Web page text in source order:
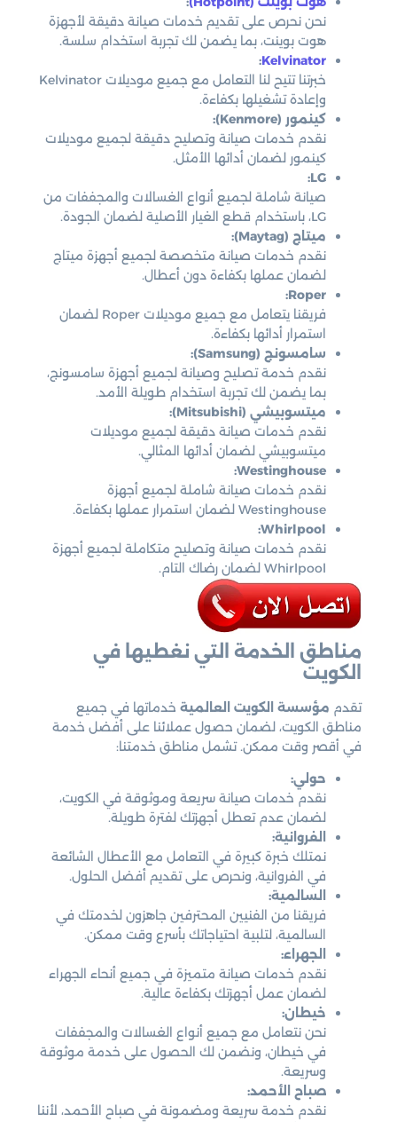
نحن نحرص على تقديم خدمات صيانة دقيقة لأجهزة
هوت بوينت، بما يضمن لك تجربة استخدام سلسة.
Kelvinator
:
خبرتنا تتيح لنا التعامل مع جميع موديلات Kelvinator
وإعادة تشغيلها بكفاءة.
كينمور (Kenmore):
نقدم خدمات صيانة وتصليح دقيقة لجميع موديلات
كينمور لضمان أدائها الأمثل.
LG:
صيانة شاملة لجميع أنواع الغسالات والمجففات من
LG، باستخدام قطع الغيار الأصلية لضمان الجودة.
ميتاج (Maytag):
نقدم خدمات صيانة متخصصة لجميع أجهزة ميتاج
لضمان عملها بكفاءة دون أعطال.
Roper:
فريقنا يتعامل مع جميع موديلات Roper لضمان
استمرار أدائها بكفاءة.
سامسونج (Samsung):
نقدم خدمة تصليح وصيانة لجميع أجهزة سامسونج،
بما يضمن لك تجربة استخدام طويلة الأمد.
ميتسوبيشي (Mitsubishi):
نقدم خدمات صيانة دقيقة لجميع موديلات
ميتسوبيشي لضمان أدائها المثالي.
Westinghouse:
نقدم خدمات صيانة شاملة لجميع أجهزة
Westinghouse لضمان استمرار عملها بكفاءة.
Whirlpool:
نقدم خدمات صيانة وتصليح متكاملة لجميع أجهزة
Whirlpool لضمان رضاك التام.
مناطق الخدمة التي نغطيها في
الكويت
تقدم مؤسسة الكويت العالمية خدماتها في جميع
مناطق الكويت، لضمان حصول عملائنا على أفضل خدمة
في أقصر وقت ممكن. تشمل مناطق خدمتنا:
حولي:
نقدم خدمات صيانة سريعة وموثوقة في الكويت،
لضمان عدم تعطل أجهزتك لفترة طويلة.
الفروانية:
نمتلك خبرة كبيرة في التعامل مع الأعطال الشائعة
في الفروانية، ونحرص على تقديم أفضل الحلول.
السالمية:
فريقنا من الفنيين المحترفين جاهزون لخدمتك في
السالمية، لتلبية احتياجاتك بأسرع وقت ممكن.
الجهراء:
نقدم خدمات صيانة متميزة في جميع أنحاء الجهراء
لضمان عمل أجهزتك بكفاءة عالية.
خيطان:
نحن نتعامل مع جميع أنواع الغسالات والمجففات
في خيطان، ونضمن لك الحصول على خدمة موثوقة
وسريعة.
صباح الأحمد:
نقدم خدمة سريعة ومضمونة في صباح الأحمد، لأننا